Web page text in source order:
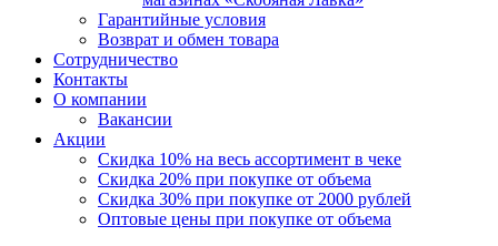
Гарантийные условия
Возврат и обмен товара
Сотрудничество
Контакты
О компании
Вакансии
Акции
Скидка 10% на весь ассортимент в чеке
Скидка 20% при покупке от объема
Скидка 30% при покупке от 2000 рублей
Оптовые цены при покупке от объема